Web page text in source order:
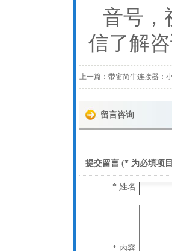
音号，
信了解
上一篇： 带窗简牛连接器：
留言咨询
提交留言 (* 为必填项
* 姓名
* 内容